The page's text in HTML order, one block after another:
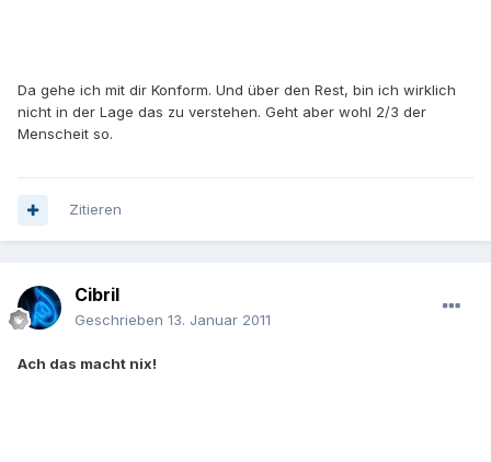
Da gehe ich mit dir Konform. Und über den Rest, bin ich wirklich
nicht in der Lage das zu verstehen. Geht aber wohl 2/3 der
Menscheit so.
Zitieren
Cibril
Geschrieben 13. Januar 2011
Ach das macht nix!